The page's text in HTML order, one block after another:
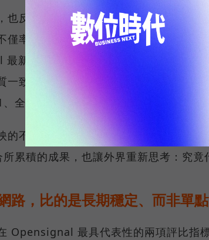
也反映在國際權威網路分析機構
僅率先奪下「 4G／5G 在線率全球
新公布的台灣行動網路體驗報告中，更
一致性」No.1 雙冠王，同時，包辦全台
全台 5G 語音體驗 No.1 以及全台網路
的不只是網路順暢，更代表台灣大哥大
累積的成果，也讓外界重新思考：究竟
路，比的是長期穩定、而非單
Opensignal 最具代表性的兩項評比